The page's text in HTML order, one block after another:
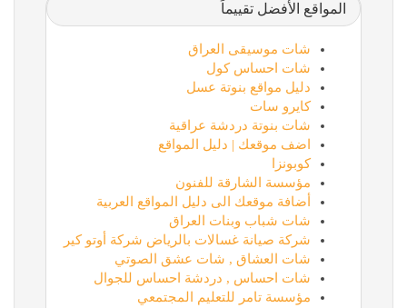
المواقع الأفضل تقييماً
شات موسيقى العراق
شات احساس كول
دليل مواقع بنوتة عسل
كايرو سات
شات بنوتة دردشة عراقية
اضف موقعك | دليل المواقع
كوبونزا
مؤسسة الشارقة للفنون
أضافة موقعك الى دليل المواقع العربية
شات شباب وبنات العراق
شركة صيانة غسالات بالرياض شركة أوتو كير
شات العشاق , شات عشق الصوتي
شات احساس , دردشة احساس للجوال
مؤسسة تامر للتعليم المجتمعي